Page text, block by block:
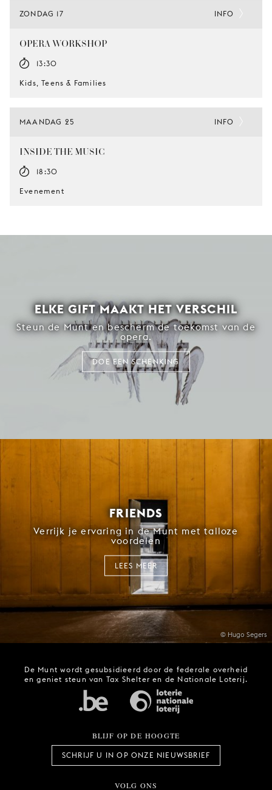
ZONDAG 17
OPERA-WORKSHOP
13:30
Kids, Teens & Families
INFO
MAANDAG 25
INSIDE THE MUSIC
18:30
Evenement
INFO
ELKE GIFT MAAKT HET VERSCHIL
Steun de Munt en bescherm de toekomst van de
opera.
DOE EEN SCHENKING
© Hugo Segers
FRIENDS
Verrijk je ervaring in de Munt met talloze
voordelen
LEES MEER
De Munt wordt gesubsidieerd door de federale overheid
en geniet steun van Tax Shelter en de Nationale Loterij.
BLIJF OP DE HOOGTE
SCHRIJF U IN OP ONZE NIEUWSBRIEF
VOLG ONS